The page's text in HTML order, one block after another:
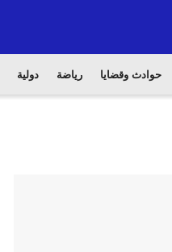
حوادث وقضايا رياضة دولية